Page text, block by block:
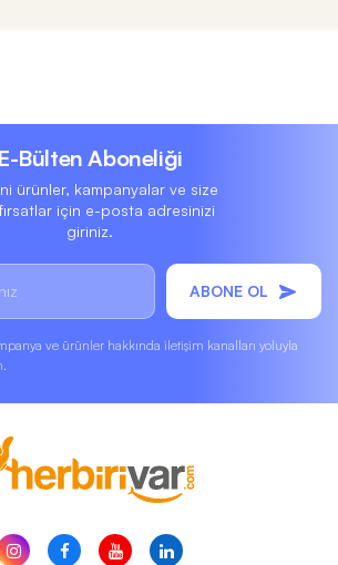
E-Bülten Aboneliği
ürünler, kampanyalar ve size
için e-posta adresinizi
giriniz.
ABONE OL
ve ürünler hakkında iletişim kanalları yoluyla